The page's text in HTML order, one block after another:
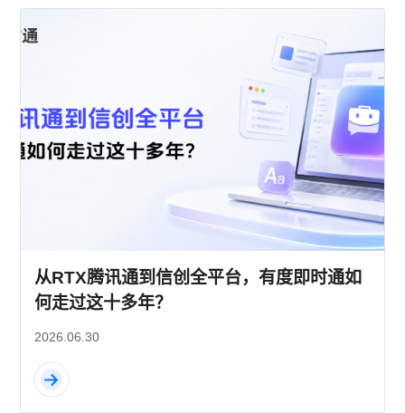
从RTX腾讯通到信创全平台，有度即时通如
何走过这十多年？
2026.06.30